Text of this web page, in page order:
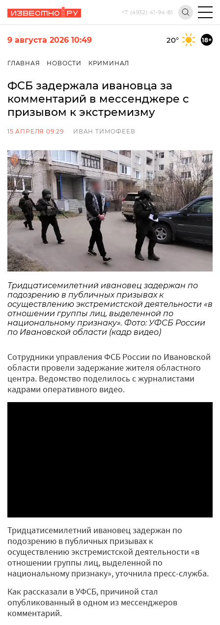
+7 (4932) 41-94-81
9 августа 2026 10:49 20° 18+
ГЛАВНАЯ НОВОСТИ КРИМИНАЛ
ФСБ задержала ивановца за
комментарий в мессенджере с
призывом к экстремизму
15 АПРЕЛЯ 09:29 ИВАН ТИМОФЕЕВ
Тридцатисемилетний ивановец задержан по
подозрению в публичных призывах к
осуществлению экстремистской деятельности «в
отношении группы лиц, выделенной по
национальному признаку». Фото: УФСБ России
по Ивановской области (кадр видео)
Сотрудники управления ФСБ России по Ивановской
области провели задержание жителя областного
центра. Ведомство поделилось с журналистами
кадрами оперативного видео.
Тридцатисемилетний ивановец задержан по
подозрению в публичных призывах к
осуществлению экстремистской деятельности «в
отношении группы лиц, выделенной по
национальному признаку», уточнила пресс-служба.
Как рассказали в УФСБ, причиной стал
опубликованный в одном из мессенджеров
комментарий.